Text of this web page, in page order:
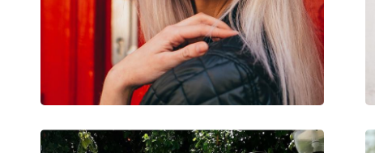
Kód:
RB3636 002/B1 55
šošovkami:
Nie